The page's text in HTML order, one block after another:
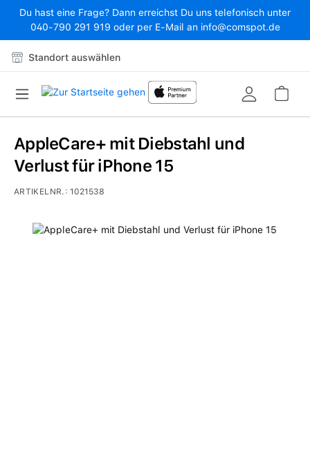
Zum Hauptinhalt springen
Du hast eine Frage? Dann erreichst Du uns telefonisch unter
040-790 291 919 oder per E-Mail an info@comspot.de
Standort auswählen
Bildergalerie überspringen
AppleCare+ mit Diebstahl und
Verlust für iPhone 15
ARTIKELNR.:1021538